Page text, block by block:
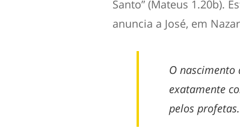
Santo” (Mateus 1.20b).
anuncia a José, em
O nascimento
exatamente
pelos profetas.